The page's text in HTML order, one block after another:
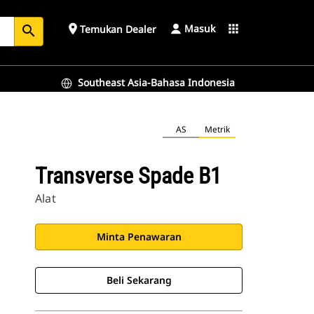
search place Temukan Dealer Masuk apps
Southeast Asia-Bahasa Indonesia
AS Metrik
Transverse Spade B1
Alat
Minta Penawaran
Beli Sekarang